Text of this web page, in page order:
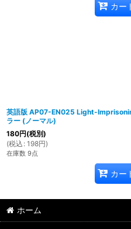
カー
英語版 AP07-EN025 Light-
ラー (ノーマル)
180円(税別)
(税込 : 198円)
在庫数 9点
カー
ホーム